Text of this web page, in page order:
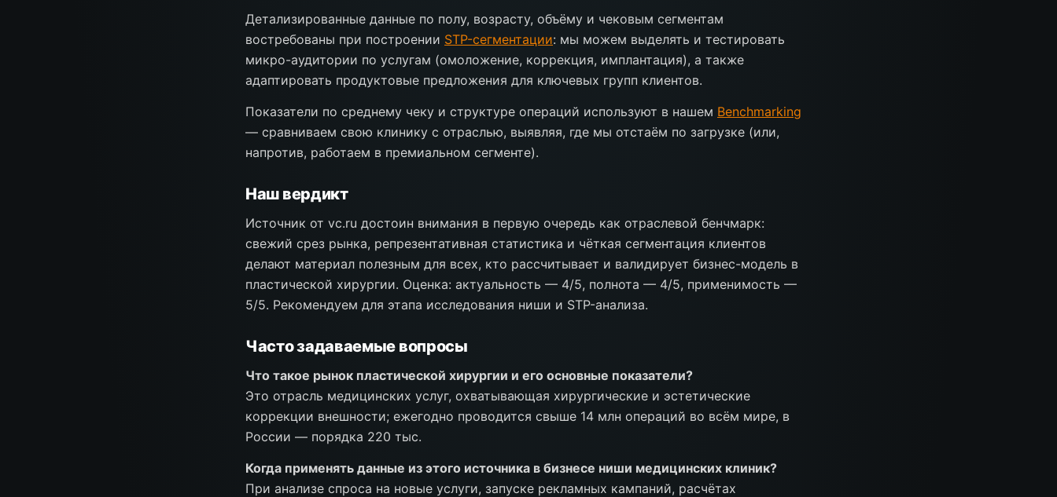
Детализированные данные по полу, возрасту, объёму и чековым сегментам
востребованы при построении STP-сегментации: мы можем выделять и тестировать
микро-аудитории по услугам (омоложение, коррекция, имплантация), а также
адаптировать продуктовые предложения для ключевых групп клиентов.
Показатели по среднему чеку и структуре операций используют в нашем Benchmarking
— сравниваем свою клинику с отраслью, выявляя, где мы отстаём по загрузке (или,
напротив, работаем в премиальном сегменте).
Наш вердикт
Источник от vc.ru достоин внимания в первую очередь как отраслевой бенчмарк:
свежий срез рынка, репрезентативная статистика и чёткая сегментация клиентов
делают материал полезным для всех, кто рассчитывает и валидирует бизнес-модель в
пластической хирургии. Оценка: актуальность — 4/5, полнота — 4/5, применимость —
5/5. Рекомендуем для этапа исследования ниши и STP-анализа.
Часто задаваемые вопросы
Что такое рынок пластической хирургии и его основные показатели?
Это отрасль медицинских услуг, охватывающая хирургические и эстетические
коррекции внешности; ежегодно проводится свыше 14 млн операций во всём мире, в
России — порядка 220 тыс.
Когда применять данные из этого источника в бизнесе ниши медицинских клиник?
При анализе спроса на новые услуги, запуске рекламных кампаний, расчётах